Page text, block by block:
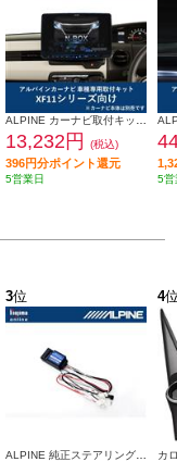
13,232円 (税込)
396円分ポイント還元
5営業日 5営
3位 4